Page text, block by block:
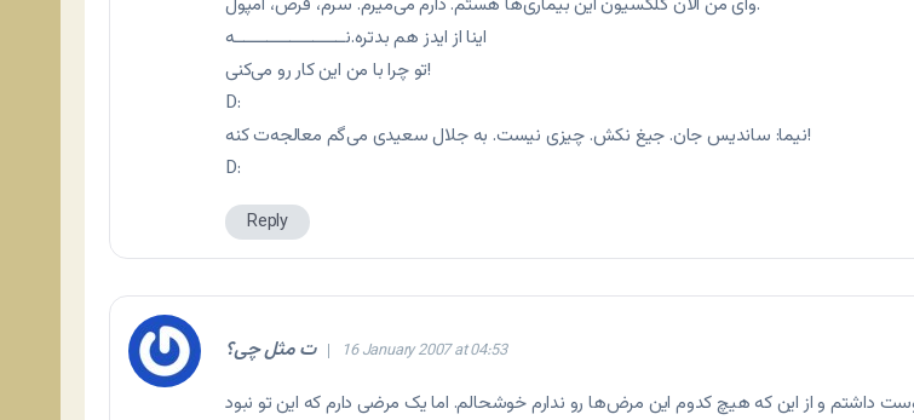
اینا از ایدز هم بدتره.نــــــــــــــــــــــــه
تو چرا با من این کار رو می‌کنی!
D:
نیما: ساندیس جان. جیغ نکش. چیزی نیست. به جلال سعیدی می‌گم معالجه‌ت کنه!
D:
Reply
ت مثل چی؟ 16 January 2007 at 04:53